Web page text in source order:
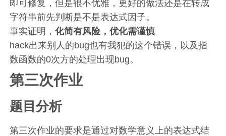
即可修复，但是很不优雅，更好的做法还是在转成
字符串前先判断是不是表达式因子。
事实证明，化简有风险，优化需谨慎
hack出来别人的bug也有我犯的这个错误，以及指
数函数的0次方的处理出现bug。
第三次作业
题目分析
第三次作业的要求是通过对数学意义上的表达式结